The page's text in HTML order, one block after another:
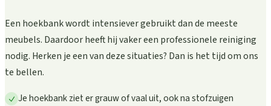
Een hoekbank wordt intensiever gebruikt dan de meeste
meubels. Daardoor heeft hij vaker een professionele reiniging
nodig. Herken je een van deze situaties? Dan is het tijd om ons
te bellen.
Je hoekbank ziet er grauw of vaal uit, ook na stofzuigen